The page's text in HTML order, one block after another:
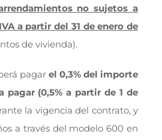
no sujetos a
a partir del 31 de enero de
de vivienda).
pagar el 0,3% del importe
(0,5% a partir de 1 de
la vigencia del contrato, y
a través del modelo 600 en